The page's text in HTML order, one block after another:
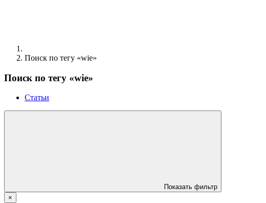
Поиск по тегу «wie»
Поиск по тегу «wie»
Статьи
Показать фильтр
×